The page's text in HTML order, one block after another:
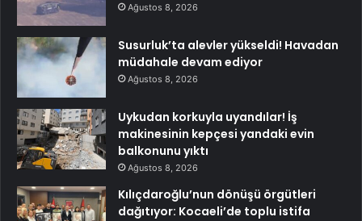
Ağustos 8, 2026
Susurluk’ta alevler yükseldi! Havadan
müdahale devam ediyor
Ağustos 8, 2026
Uykudan korkuyla uyandılar! İş
makinesinin kepçesi yandaki evin
balkonunu yıktı
Ağustos 8, 2026
Kılıçdaroğlu’nun dönüşü örgütleri
dağıtıyor: Kocaeli’de toplu istifa